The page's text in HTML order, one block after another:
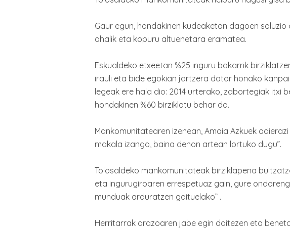
Gaur egun, hondakinen kudeaketan dagoen
ahalik eta kopuru altuenetara eramatea.
Eskualdeko etxeetan %25 inguru bakarrik
irauli eta bide egokian jartzera dator honako
legeak ere hala dio: 2014 urterako, zabortegiak itxi
hondakinen %60 birziklatu behar da.
Mankomunitatearen izenean, Amaia Azkuek
makala izango, baina denon artean lortuko dugu”.
Tolosaldeko mankomunitateak birziklapena
eta ingurugiroaren errespetuaz gain, gure
munduak arduratzen gaituelako” .
Herritarrak arazoaren jabe egin daitezen eta